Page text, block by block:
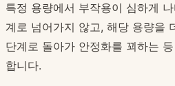
특정 용량에서 부작용이 심하게
계로 넘어가지 않고, 해당 용량을
단계로 돌아가 안정화를 꾀하는
합니다.